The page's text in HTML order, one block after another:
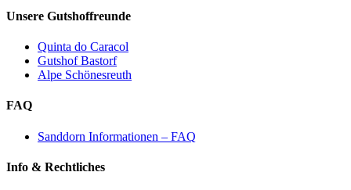
Unsere Gutshoffreunde
Quinta do Caracol
Gutshof Bastorf
Alpe Schönesreuth
FAQ
Sanddorn Informationen – FAQ
Info & Rechtliches